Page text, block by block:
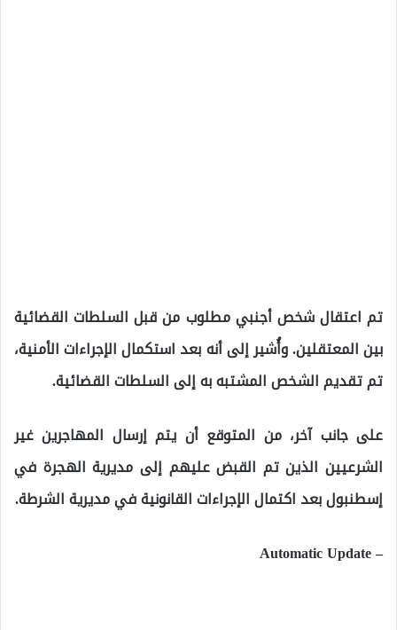
تم اعتقال شخص أجنبي مطلوب من قبل السلطات القضائية
بين المعتقلين. وأُشير إلى أنه بعد استكمال الإجراءات الأمنية،
تم تقديم الشخص المشتبه به إلى السلطات القضائية.
على جانب آخر، من المتوقع أن يتم إرسال المهاجرين غير
الشرعيين الذين تم القبض عليهم إلى مديرية الهجرة في
إسطنبول بعد اكتمال الإجراءات القانونية في مديرية الشرطة.
– Automatic Update